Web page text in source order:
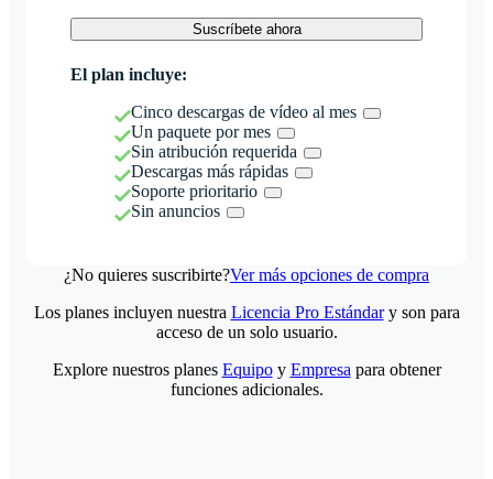
Suscríbete ahora
El plan incluye:
Cinco descargas de vídeo al mes
Un paquete por mes
Sin atribución requerida
Descargas más rápidas
Soporte prioritario
Sin anuncios
¿No quieres suscribirte?Ver más opciones de compra
Los planes incluyen nuestra Licencia Pro Estándary son para
acceso de un solo usuario.
Explore nuestros planes Equipoy Empresa para obtener
funciones adicionales.